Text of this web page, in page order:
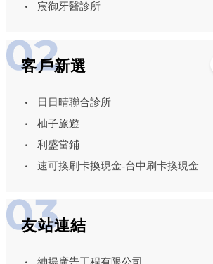
宸御牙醫診所
客戶新選
日日晴聯合診所
柚子旅遊
利盛當鋪
速可換刷卡換現金-台中刷卡換現金
友站連結